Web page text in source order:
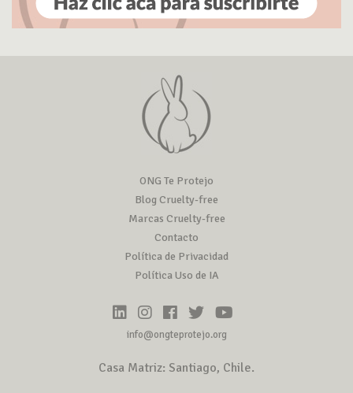
ONG Te Protejo
Blog Cruelty-free
Marcas Cruelty-free
Contacto
Política de Privacidad
Política Uso de IA
info@ongteprotejo.org
Casa Matriz: Santiago, Chile.